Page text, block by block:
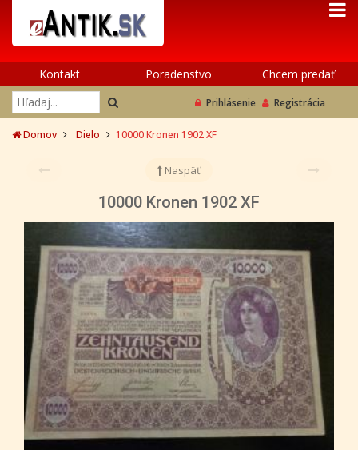
Kontakt Poradenstvo Chcem predať
Prihlásenie Registrácia
Domov Dielo 10000 Kronen 1902 XF
Naspäť
10000 Kronen 1902 XF